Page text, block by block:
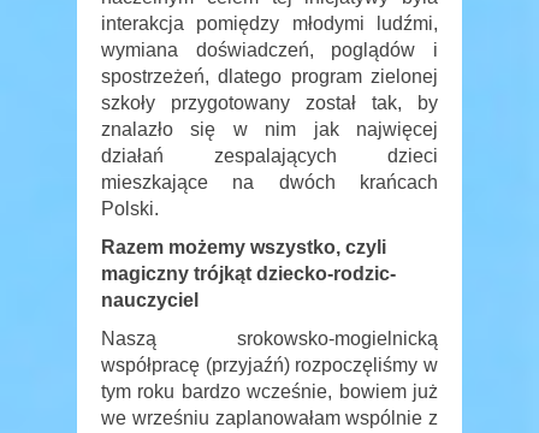
interakcja pomiędzy młodymi ludźmi,
wymiana doświadczeń, poglądów i
spostrzeżeń, dlatego program zielonej
szkoły przygotowany został tak, by
znalazło się w nim jak najwięcej
działań zespalających dzieci
mieszkające na dwóch krańcach
Polski.
Razem możemy wszystko, czyli
magiczny trójkąt dziecko-rodzic-
nauczyciel
Naszą srokowsko-mogielnicką
współpracę (przyjaźń) rozpoczęliśmy w
tym roku bardzo wcześnie, bowiem już
we wrześniu zaplanowałam wspólnie z